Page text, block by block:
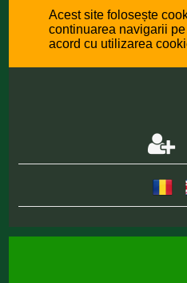
Acest site folosește
continuarea navigarii
acord cu utilizarea